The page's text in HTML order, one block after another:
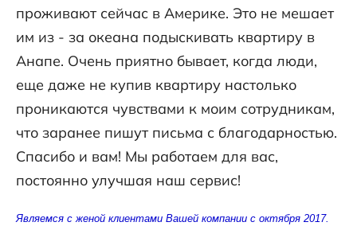
проживают сейчас в Америке. Это не мешает
им из - за океана подыскивать квартиру в
Анапе. Очень приятно бывает, когда люди,
еще даже не купив квартиру настолько
проникаются чувствами к моим сотрудникам,
что заранее пишут письма с благодарностью.
Спасибо и вам! Мы работаем для вас,
постоянно улучшая наш сервис!
Являемся с женой клиентами Вашей компании с октября 2017.